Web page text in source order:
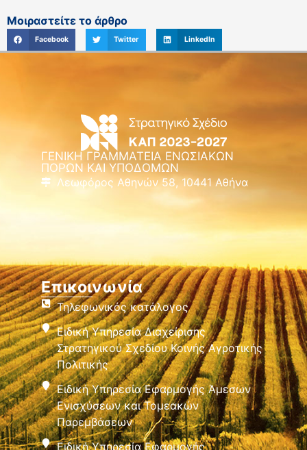
Μοιραστείτε το άρθρο
Facebook Twitter LinkedIn
ΓΕΝΙΚΗ ΓΡΑΜΜΑΤΕΙΑ ΕΝΩΣΙΑΚΩΝ
ΠΟΡΩΝ ΚΑΙ ΥΠΟΔΟΜΩΝ
Λεωφόρος Αθηνών 58, 10441 Αθήνα
Επικοινωνία
Τηλεφωνικός κατάλογος
Ειδική Υπηρεσία Διαχείρισης
Στρατηγικού Σχεδίου Κοινής Αγροτικής
Πολιτικής
Ειδική Υπηρεσία Εφαρμογής Άμεσων
Ενισχύσεων και Τομεακών
Παρεμβάσεων
Ειδική Υπηρεσία Εφαρμογής